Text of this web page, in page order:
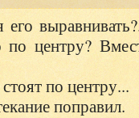
его
по центру?
по центру...
поправил.